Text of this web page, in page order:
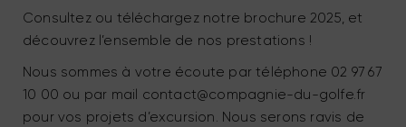
Consultez ou téléchargez notre brochure 2025, et
découvrez l’ensemble de nos prestations !
Nous sommes à votre écoute par téléphone 02 97 67
10 00 ou par mail contact@compagnie-du-golfe.fr
pour vos projets d’excursion. Nous serons ravis de